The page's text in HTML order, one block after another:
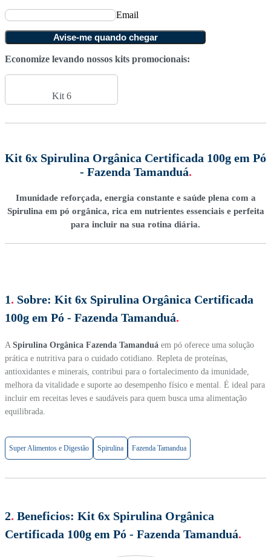
Email
Avise-me quando chegar
Economize levando nossos kits promocionais:
Kit 6
Kit 6x Spirulina Orgânica Certificada 100g em Pó
- Fazenda Tamanduá.
Imunidade reforçada, energia constante e saúde plena com a
Spirulina em pó orgânica, rica em nutrientes essenciais e perfeita
para incluir na sua rotina diária.
1. Sobre: Kit 6x Spirulina Orgânica Certificada
100g em Pó - Fazenda Tamanduá.
A Spirulina Orgânica Fazenda Tamanduá em pó oferece uma solução
prática e nutritiva para o cuidado cotidiano. Repleta de proteínas,
antioxidantes e minerais, contribui para o fortalecimento da imunidade,
melhora da vitalidade e suporte ao desempenho físico e mental. É ideal para
incluir em receitas leves e saudáveis para quem busca uma alimentação
equilibrada.
Super Alimentos e Digestão Spirulina Fazenda Tamandua
2. Beneficios: Kit 6x Spirulina Orgânica
Certificada 100g em Pó - Fazenda Tamanduá.